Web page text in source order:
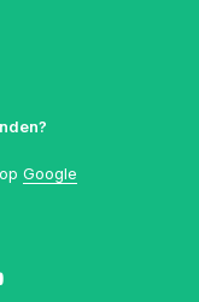
op Google